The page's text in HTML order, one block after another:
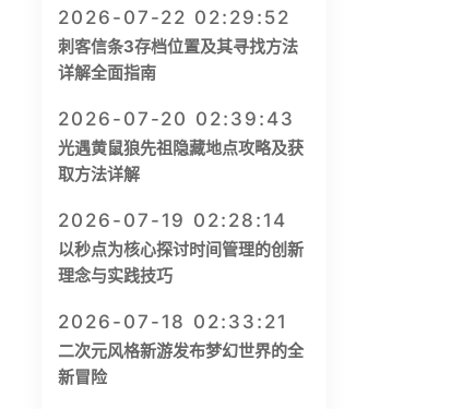
2026-07-22 02:29:52
刺客信条3存档位置及其寻找方法
详解全面指南
2026-07-20 02:39:43
光遇黄鼠狼先祖隐藏地点攻略及获
取方法详解
2026-07-19 02:28:14
以秒点为核心探讨时间管理的创新
理念与实践技巧
2026-07-18 02:33:21
二次元风格新游发布梦幻世界的全
新冒险